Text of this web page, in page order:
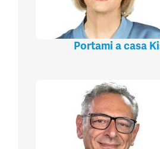
Portami a casa